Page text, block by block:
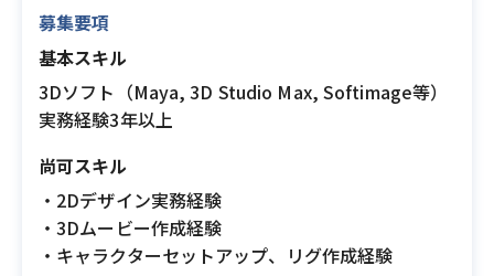
募集要項
基本スキル
3Dソフト（Maya, 3D Studio Max, Softimage等）
実務経験3年以上
尚可スキル
・2Dデザイン実務経験
・3Dムービー作成経験
・キャラクターセットアップ、リグ作成経験